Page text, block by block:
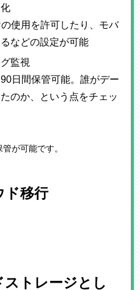
使用を許可したり、モバ
などの設定が可能
監視
日間保管可能。誰がデー
のか、という点をチェッ
が可能です。
ド移行
トレージとし